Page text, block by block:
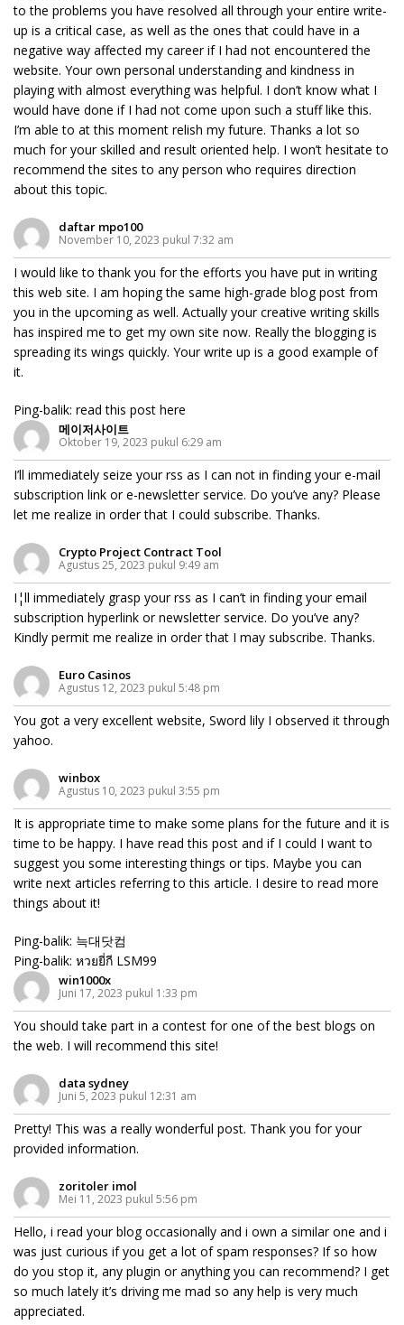
to the problems you have resolved all through your entire write-
up is a critical case, as well as the ones that could have in a
negative way affected my career if I had not encountered the
website. Your own personal understanding and kindness in
playing with almost everything was helpful. I don’t know what I
would have done if I had not come upon such a stuff like this.
I’m able to at this moment relish my future. Thanks a lot so
much for your skilled and result oriented help. I won’t hesitate to
recommend the sites to any person who requires direction
about this topic.
daftar mpo100
November 10, 2023 pukul 7:32 am
I would like to thank you for the efforts you have put in writing
this web site. I am hoping the same high-grade blog post from
you in the upcoming as well. Actually your creative writing skills
has inspired me to get my own site now. Really the blogging is
spreading its wings quickly. Your write up is a good example of
it.
Ping-balik: read this post here
메이저사이트
Oktober 19, 2023 pukul 6:29 am
I’ll immediately seize your rss as I can not in finding your e-mail
subscription link or e-newsletter service. Do you’ve any? Please
let me realize in order that I could subscribe. Thanks.
Crypto Project Contract Tool
Agustus 25, 2023 pukul 9:49 am
I¦ll immediately grasp your rss as I can’t in finding your email
subscription hyperlink or newsletter service. Do you’ve any?
Kindly permit me realize in order that I may subscribe. Thanks.
Euro Casinos
Agustus 12, 2023 pukul 5:48 pm
You got a very excellent website, Sword lily I observed it through
yahoo.
winbox
Agustus 10, 2023 pukul 3:55 pm
It is appropriate time to make some plans for the future and it is
time to be happy. I have read this post and if I could I want to
suggest you some interesting things or tips. Maybe you can
write next articles referring to this article. I desire to read more
things about it!
Ping-balik: 늑대닷컴
Ping-balik: หวยยี่กี LSM99
win1000x
Juni 17, 2023 pukul 1:33 pm
You should take part in a contest for one of the best blogs on
the web. I will recommend this site!
data sydney
Juni 5, 2023 pukul 12:31 am
Pretty! This was a really wonderful post. Thank you for your
provided information.
zoritoler imol
Mei 11, 2023 pukul 5:56 pm
Hello, i read your blog occasionally and i own a similar one and i
was just curious if you get a lot of spam responses? If so how
do you stop it, any plugin or anything you can recommend? I get
so much lately it’s driving me mad so any help is very much
appreciated.